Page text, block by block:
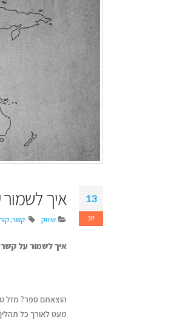
13
יונ
איך
שיווק קשר,
איך לשמור על
הוצאתם ספר? מזל
מעט לאורך כלדן טימור על הספר שהפך